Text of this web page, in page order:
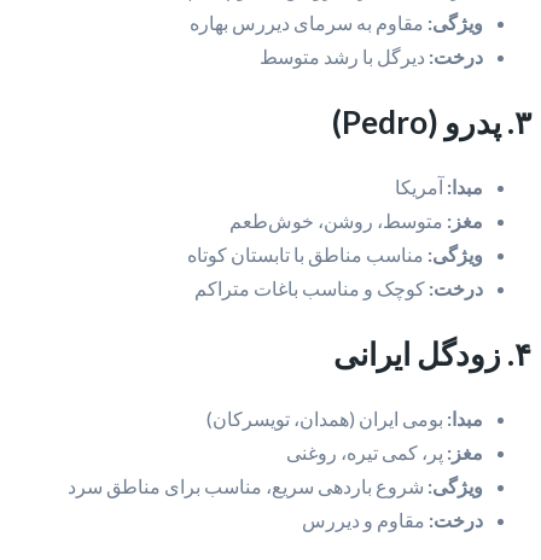
ویژگی: مقاوم به سرمای دیررس بهاره
درخت: دیرگل با رشد متوسط
۳. پدرو (Pedro)
مبدا: آمریکا
مغز: متوسط، روشن، خوش‌طعم
ویژگی: مناسب مناطق با تابستان کوتاه
درخت: کوچک و مناسب باغات متراکم
۴. زودگل ایرانی
مبدا: بومی ایران (همدان، تویسرکان)
مغز: پر، کمی تیره، روغنی
ویژگی: شروع باردهی سریع، مناسب برای مناطق سرد
درخت: مقاوم و دیررس